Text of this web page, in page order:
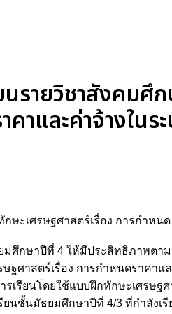
รายวิชาสังคมศึ
าและค่าจ้างใน
ษะเศรษฐศาสตร์เรื่อง การกำหนด
ศึกษาปีที่ 4 ให้มีประสิทธิภาพตา
ฐศาสตร์เรื่อง การกำหนดราคา
เรียนโดยใช้แบบฝึกทักษะเศรษฐ
ชั้นมัธยมศึกษาปีที่ 4/3 ที่กำลังเ